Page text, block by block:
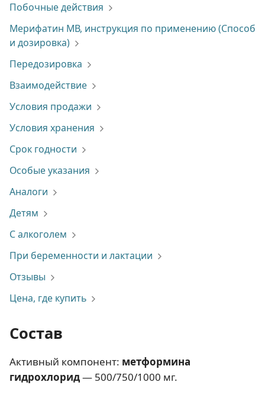
Побочные действия
Мерифатин МВ, инструкция по применению (Способ
и дозировка)
Передозировка
Взаимодействие
Условия продажи
Условия хранения
Срок годности
Особые указания
Аналоги
Детям
С алкоголем
При беременности и лактации
Отзывы
Цена, где купить
Состав
Активный компонент: метформина
гидрохлорид— 500/750/1000 мг.